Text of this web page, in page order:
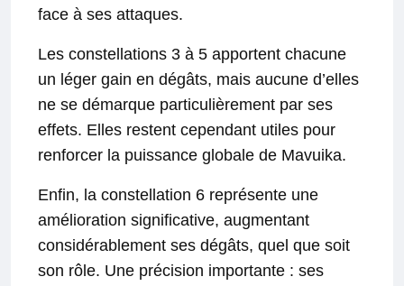
face à ses attaques.
Les constellations 3 à 5 apportent chacune
un léger gain en dégâts, mais aucune d’elles
ne se démarque particulièrement par ses
effets. Elles restent cependant utiles pour
renforcer la puissance globale de Mavuika.
Enfin, la constellation 6 représente une
amélioration significative, augmentant
considérablement ses dégâts, quel que soit
son rôle. Une précision importante : ses